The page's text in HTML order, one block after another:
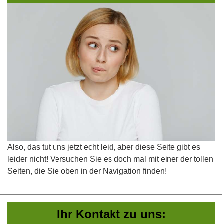
Also, das tut uns jetzt echt leid, aber diese Seite gibt es
leider nicht! Versuchen Sie es doch mal mit einer der tollen
Seiten, die Sie oben in der Navigation finden!
Ihr Kontakt zu uns: